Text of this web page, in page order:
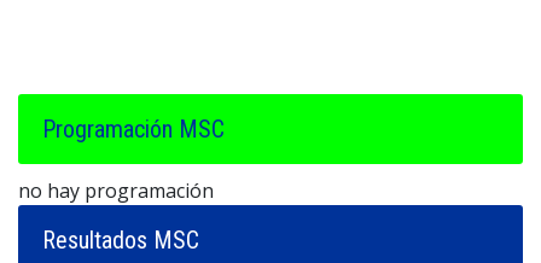
Programación MSC
no hay programación
Resultados MSC